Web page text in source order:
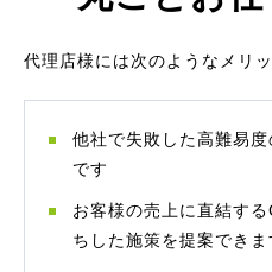
代理店様には次のようなメリ
他社で失敗した高難易
です
お客様の売上に直結す
ちした施策を提案できま